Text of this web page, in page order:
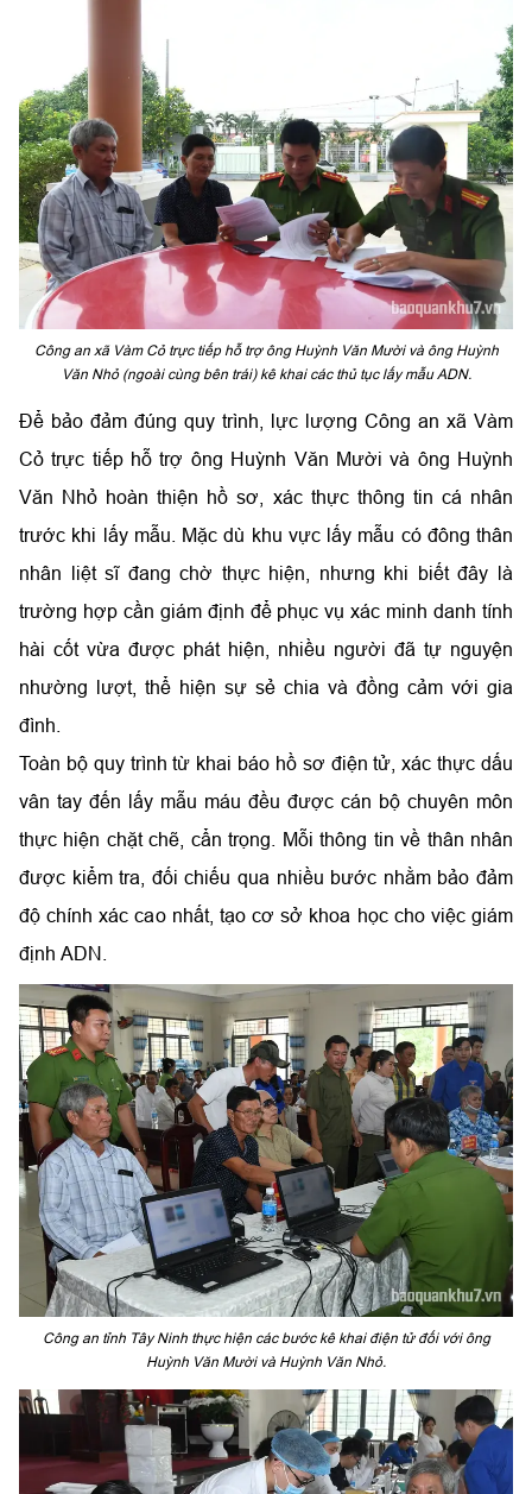
Công an xã Vàm Cỏ trực tiếp hỗ trợ ông Huỳnh Văn Mười và ông Huỳnh
Văn Nhỏ (ngoài cùng bên trái) kê khai các thủ tục lấy mẫu ADN.
Để bảo đảm đúng quy trình, lực lượng Công an xã Vàm
Cỏ trực tiếp hỗ trợ ông Huỳnh Văn Mười và ông Huỳnh
Văn Nhỏ hoàn thiện hồ sơ, xác thực thông tin cá nhân
trước khi lấy mẫu. Mặc dù khu vực lấy mẫu có đông thân
nhân liệt sĩ đang chờ thực hiện, nhưng khi biết đây là
trường hợp cần giám định để phục vụ xác minh danh tính
hài cốt vừa được phát hiện, nhiều người đã tự nguyện
nhường lượt, thể hiện sự sẻ chia và đồng cảm với gia
đình.
Toàn bộ quy trình từ khai báo hồ sơ điện tử, xác thực dấu
vân tay đến lấy mẫu máu đều được cán bộ chuyên môn
thực hiện chặt chẽ, cẩn trọng. Mỗi thông tin về thân nhân
được kiểm tra, đối chiếu qua nhiều bước nhằm bảo đảm
độ chính xác cao nhất, tạo cơ sở khoa học cho việc giám
định ADN.
Công an tỉnh Tây Ninh thực hiện các bước kê khai điện tử đối với ông
Huỳnh Văn Mười và Huỳnh Văn Nhỏ.